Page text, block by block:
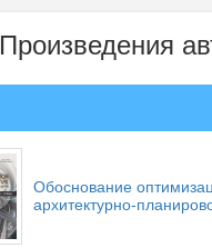
Произведения
Обоснование
архитектурно-